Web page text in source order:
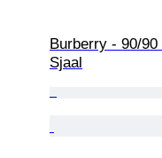
Burberry - 90/
Sjaal